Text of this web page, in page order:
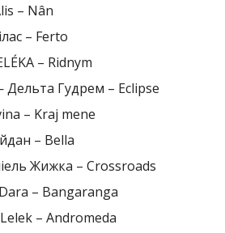
– Nân
– Ferto
– Ridnym
Дельта Гудрем – Eclipse
– Kraj mene
– Bella
Жижка – Crossroads
– Bangaranga
– Andromeda